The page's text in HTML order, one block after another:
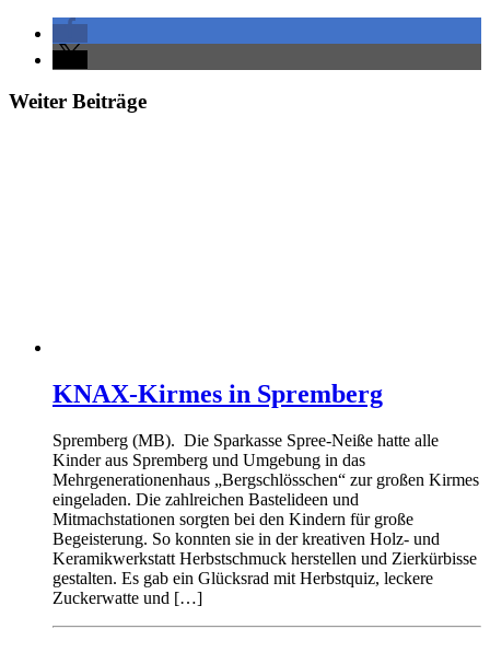
Weiter Beiträge
KNAX-Kirmes in Spremberg
Spremberg (MB). Die Sparkasse Spree-Neiße hatte alle
Kinder aus Spremberg und Umgebung in das
Mehrgenerationenhaus „Bergschlösschen“ zur großen Kirmes
eingeladen. Die zahlreichen Bastelideen und
Mitmachstationen sorgten bei den Kindern für große
Begeisterung. So konnten sie in der kreativen Holz- und
Keramikwerkstatt Herbstschmuck herstellen und Zierkürbisse
gestalten. Es gab ein Glücksrad mit Herbstquiz, leckere
Zuckerwatte und […]